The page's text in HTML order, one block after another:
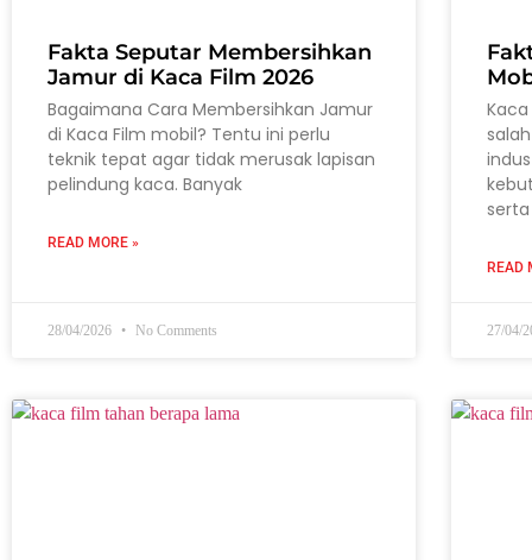
Fakta Seputar Membersihkan
Jamur di Kaca Film 2026
Bagaimana Cara Membersihkan Jamur
di Kaca Film mobil? Tentu ini perlu
teknik tepat agar tidak merusak lapisan
pelindung kaca. Banyak
READ MORE »
28/04/2026 No Comments
READ
27/04/